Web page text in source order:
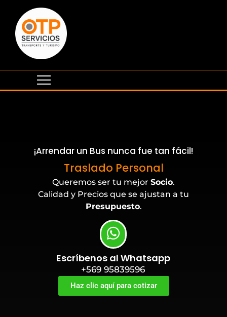
¡Arrendar un Bus nunca fue tan fácil!
Traslado Personal
Eventos Corporativos
Queremos ser tu mejor Socio.
Calidad y Precios que se ajustan a tu
Presupuesto.
Escríbenos al Whatsapp
+569 95839596
Haz clic aquí para cotizar